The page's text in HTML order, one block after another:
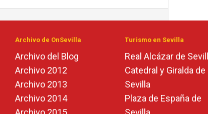
Archivo de OnSevilla
Archivo del Blog
Archivo 2012
Archivo 2013
Archivo 2014
Turismo en Sevilla
Real Alcázar de
Catedral y Giralda de
Sevilla
Plaza de España de